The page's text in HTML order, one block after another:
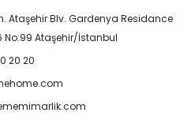
Ataşehir Blv. Gardenya Residance
No:99 Ataşehir/İstanbul
20 20